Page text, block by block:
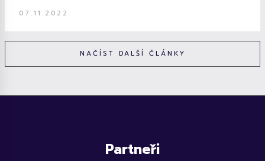
07.11.2022
NAČÍST DALŠÍ ČLÁNKY
Partneři